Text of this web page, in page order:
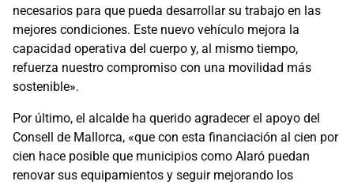
necesarios para que pueda desarrollar su trabajo en las
mejores condiciones. Este nuevo vehículo mejora la
capacidad operativa del cuerpo y, al mismo tiempo,
refuerza nuestro compromiso con una movilidad más
sostenible».
Por último, el alcalde ha querido agradecer el apoyo del
Consell de Mallorca, «que con esta financiación al cien por
cien hace posible que municipios como Alaró puedan
renovar sus equipamientos y seguir mejorando los